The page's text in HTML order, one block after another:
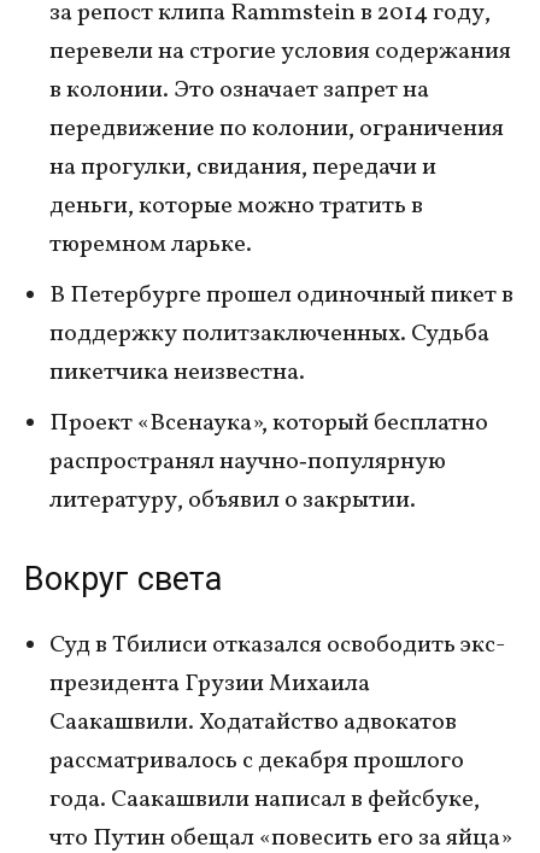
за репост клипа Rammstein в 2014 году,
перевели на строгие условия содержания
в колонии. Это означает запрет на
передвижение по колонии, ограничения
на прогулки, свидания, передачи и
деньги, которые можно тратить в
тюремном ларьке.
В Петербурге прошел одиночный пикет в
поддержку политзаключенных. Судьба
пикетчика неизвестна.
Проект «Всенаука», который бесплатно
распространял научно‑популярную
литературу, объявил о закрытии.
Вокруг света
Суд в Тбилиси отказался освободить экс-
президента Грузии Михаила
Саакашвили. Ходатайство адвокатов
рассматривалось с декабря прошлого
года. Саакашвили написал в фейсбуке,
что Путин обещал «повесить его за яйца»